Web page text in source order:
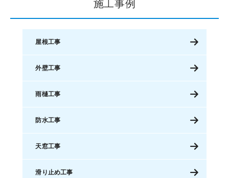
施工事例
屋根工事
外壁工事
雨樋工事
防水工事
天窓工事
滑り止め工事